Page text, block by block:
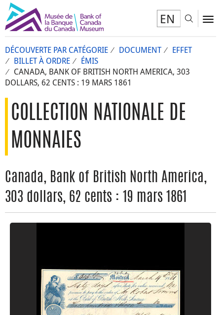
EN
DÉCOUVERTE PAR CATÉGORIE DOCUMENT
EFFET
BILLET À ORDRE
ÉMIS
CANADA, BANK OF BRITISH NORTH AMERICA, 303
DOLLARS, 62 CENTS : 19 MARS 1861
COLLECTION NATIONALE DE
MONNAIES
Canada, Bank of British North America,
303 dollars, 62 cents : 19 mars 1861